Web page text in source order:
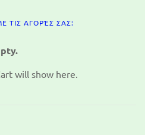
ΤΙΣ ΑΓΟΡΈΣ ΣΑΣ:
will show here.